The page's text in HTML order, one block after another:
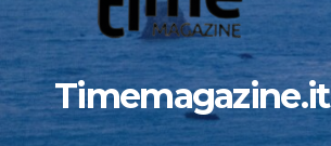
Timemagazine.it